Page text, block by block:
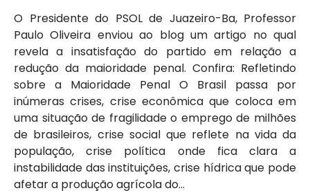
O Presidente do PSOL de Juazeiro-Ba, Professor
Paulo Oliveira enviou ao blog um artigo no qual
revela a insatisfação do partido em relação a
redução da maioridade penal. Confira: Refletindo
sobre a Maioridade Penal O Brasil passa por
inúmeras crises, crise econômica que coloca em
uma situação de fragilidade o emprego de milhões
de brasileiros, crise social que reflete na vida da
população, crise política onde fica clara a
instabilidade das instituições, crise hídrica que pode
afetar a produção agrícola do...